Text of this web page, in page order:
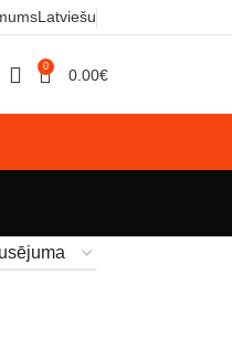
Latviešu
0 0.00€